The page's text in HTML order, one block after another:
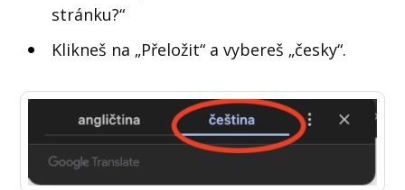
stránku?“
Klikneš na „Přeložit“ a vybereš „česky“.